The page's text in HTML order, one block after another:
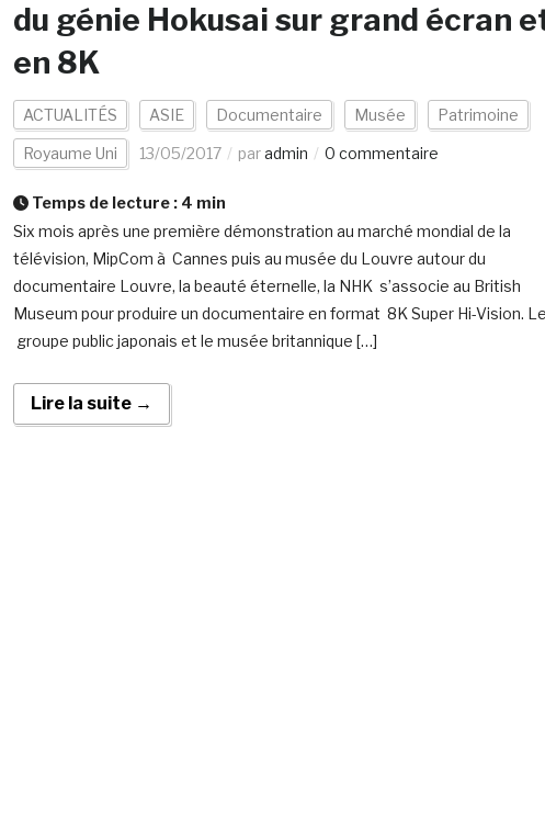
du génie Hokusai sur grand écran
en 8K
ACTUALITÉS ASIE Documentaire Musée Patrimoine
Royaume Uni 13/05/2017 paradmin 0 commentaire
Temps de lecture : 4 min
Six mois après une première démonstration au marché mondial de la
télévision, MipCom à Cannes puis au musée du Louvre autour du
documentaire Louvre, la beauté éternelle, la NHK s’associe au British
Museum pour produire un documentaire en format 8K Super Hi-Vision. Le
groupe public japonais et le musée britannique […]
Lire la suite →